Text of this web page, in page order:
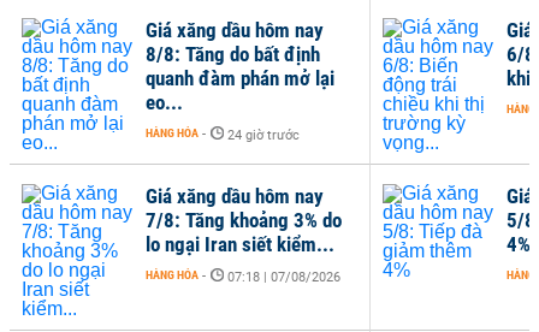
Giá xăng dầu hôm nay
8/8: Tăng do bất định
quanh đàm phán mở lại
eo...
HÀNG HÓA - 24 giờ trước
Giá xăng dầu hôm nay
7/8: Tăng khoảng 3% do
lo ngại Iran siết kiểm...
HÀNG HÓA - 07:18 | 07/08/2026
Giá
6/
khi
HÀNG
Giá
5/
4%
HÀNG